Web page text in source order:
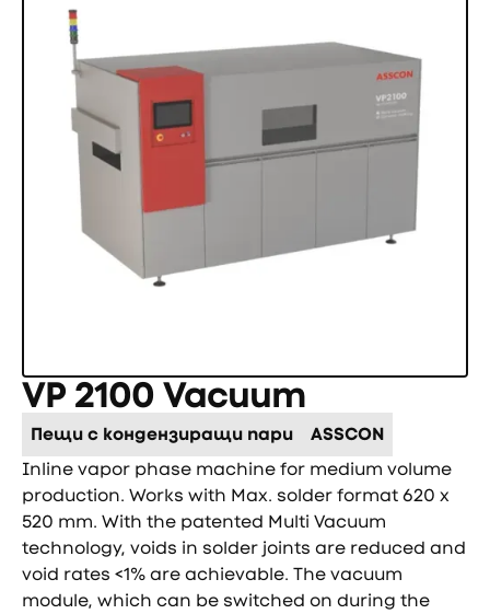
VP 2100 Vacuum
Пещи с кондензиращи пари
ASSCON
Inline vapor phase machine for medium volume
production. Works with Max. solder format 620 x
520 mm. With the patented Multi Vacuum
technology, voids in solder joints are reduced and
void rates <1% are achievable. The vacuum
module, which can be switched on during the